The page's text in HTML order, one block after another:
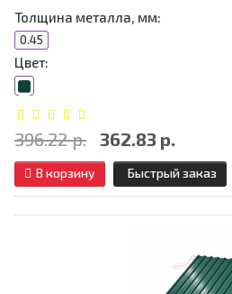
Толщина металла, мм:
0.45
Цвет:
396.22 р. 362.83 р.
В корзину Быстрый заказ